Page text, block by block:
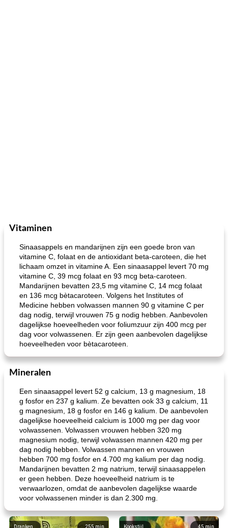
Vitaminen
Sinaasappels en mandarijnen zijn een goede bron van
vitamine C, folaat en de antioxidant beta-caroteen, die het
lichaam omzet in vitamine A. Een sinaasappel levert 70 mg
vitamine C, 39 mcg folaat en 93 mcg beta-caroteen.
Mandarijnen bevatten 23,5 mg vitamine C, 14 mcg folaat
en 136 mcg bètacaroteen. Volgens het Institutes of
Medicine hebben volwassen mannen 90 g vitamine C per
dag nodig, terwijl vrouwen 75 g nodig hebben. Aanbevolen
dagelijkse hoeveelheden voor foliumzuur zijn 400 mcg per
dag voor volwassenen. Er zijn geen aanbevolen dagelijkse
hoeveelheden voor bètacaroteen.
Mineralen
Een sinaasappel levert 52 g calcium, 13 g magnesium, 18
g fosfor en 237 g kalium. Ze bevatten ook 33 g calcium, 11
g magnesium, 18 g fosfor en 146 g kalium. De aanbevolen
dagelijkse hoeveelheid calcium is 1000 mg per dag voor
volwassenen. Volwassen vrouwen hebben 320 mg
magnesium nodig, terwijl volwassen mannen 420 mg per
dag nodig hebben. Volwassen mannen en vrouwen
hebben 700 mg fosfor en 4.700 mg kalium per dag nodig.
Mandarijnen bevatten 2 mg natrium, terwijl sinaasappelen
er geen hebben. Deze hoeveelheid natrium is te
verwaarlozen, omdat de aanbevolen dagelijkse waarde
voor volwassenen minder is dan 2.300 mg.
255min
Dranken 45 min
Kookstijl